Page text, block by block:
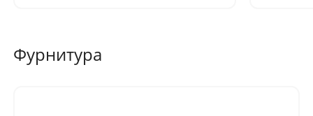
Фурнитура